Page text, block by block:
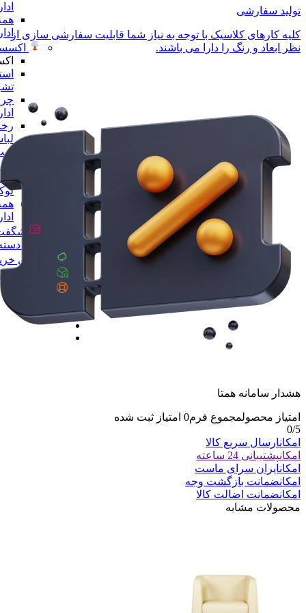
همه
راهنمای
پیگیری
تولید سفارشی
کلیه کارهای کلاسیک با توجه به نیاز شما قابلیت سفارشی سازی از
نظر ابعاد و رنگ را دارا می باشند.
هشدار سامانه همتا
امتیاز محصولمجموع فرم0 امتیاز ثبت شده
0/5
امکانارسال سریع کالا
امکانپشتیبانی 24 ساعته
امکانایران سرای ماست
امکانضمانت بازگشت وجه
امکانضمانت اضالت کالا
محصولات مشابه